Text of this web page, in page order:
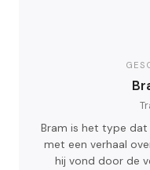
Bram is het type
met een verhaal
hij vond door de